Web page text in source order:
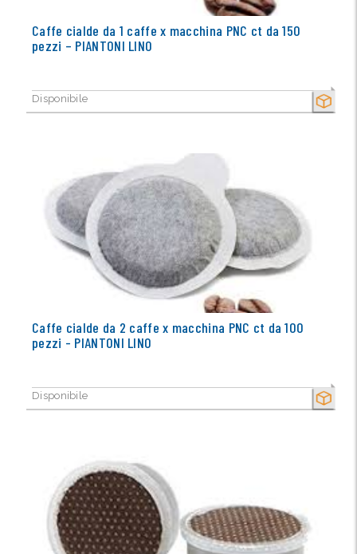
SECCO
Caffe cialde da 1 caffe x macchina PNC ct da 150
pezzi – PIANTONI LINO
Disponibile
SECCO
Caffe cialde da 2 caffe x macchina PNC ct da 100
pezzi - PIANTONI LINO
Disponibile